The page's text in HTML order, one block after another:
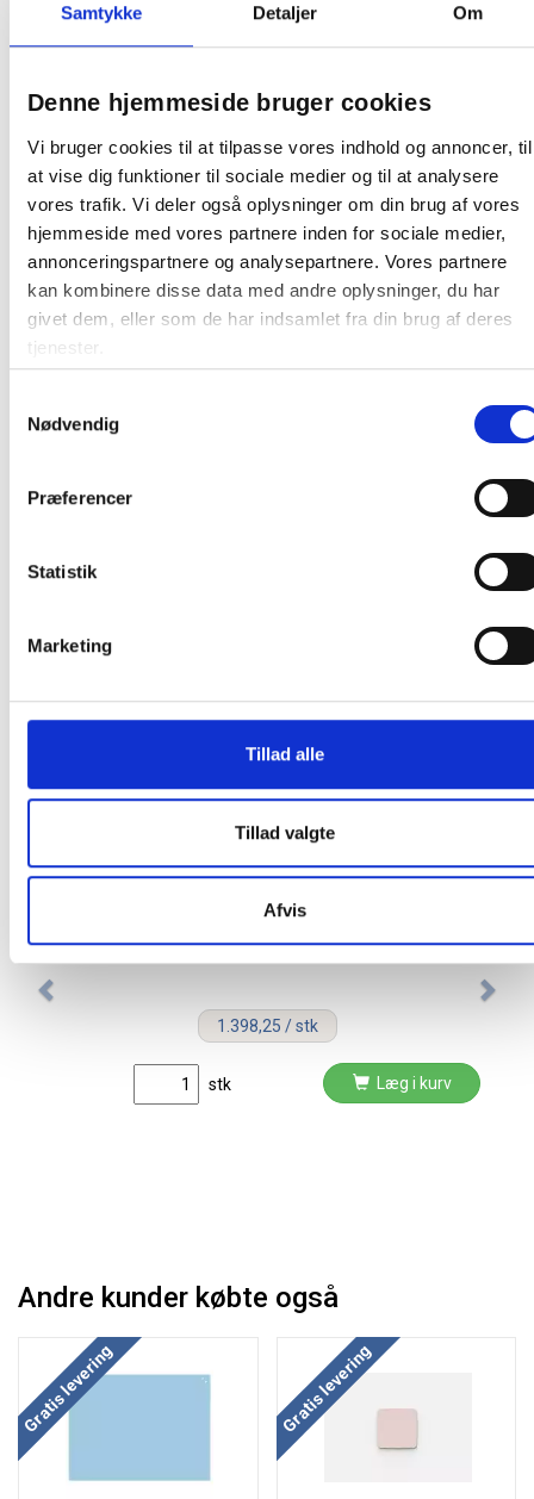
Samtykke Detaljer Om
Denne hjemmeside bruger cookies
Vi bruger cookies til at tilpasse vores indhold og annoncer, til
at vise dig funktioner til sociale medier og til at analysere
vores trafik. Vi deler også oplysninger om din brug af vores
hjemmeside med vores partnere inden for sociale medier,
annonceringspartnere og analysepartnere. Vores partnere
kan kombinere disse data med andre oplysninger, du har
givet dem, eller som de har indsamlet fra din brug af deres
tjenester.
Nødvendig
Præferencer
Statistik
Marketing
Tillad alle
Tillad valgte
Afvis
Derfor sender vi gerne en farveprøve på den eller de
farver du ønsker. Du skal blot kontakte vores
tilinfo@justmore.dk, og skrive varenummeret på de
farveprøver, du ønsker tilsendt.
Farve: Rosa
Oprindelsesland: Sverige
Producent:
Denne Lintex tavle er en produktionsvare
Den bliver først produceret, når den bestilles.
snart vi har bekræftet bestillingen. Dette gælder
både for private og erhvervskunder.
på fabrikken samt et stort varelager. Da tavlen
Relaterede produkter
Gratis fragt
Lintex startpakke til whiteboard og
1.398,25 / stk
stk Læg i kurv
Andre kunder købte også
Køb mere og spar
Gratis levering Køb mere og spar
Gratis levering